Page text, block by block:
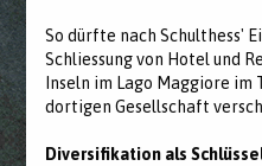
So dürfte nach Schulthess'
Schliessung von Hotel und
Inseln im Lago Maggiore
dortigen Gesellschaft
Diversifikation als